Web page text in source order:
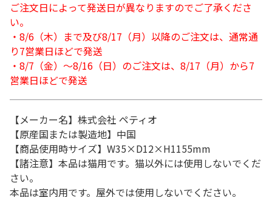
ご注文日によって発送日が異なりますのでご了承くださ
い。
・8/6（木）まで及び8/17（月）以降のご注文は、通常通
り7営業日ほどで発送
・8/7（金）～8/16（日）のご注文は、8/17（月）から7
営業日ほどで発送
【メーカー名】株式会社 ペティオ
【原産国または製造地】中国
【商品使用時サイズ】W35×D12×H1155mm
【諸注意】本品は猫用です。猫以外には使用しないでくだ
さい。
本品は室内用です。屋外では使用しないでください。